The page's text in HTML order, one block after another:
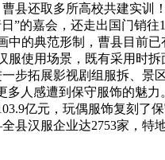
还取多所高校共建实训
的嘉会，还走出国门销
的典范形制，曹县目前
服使用场景，既有采用
步拓展影视剧组服拆、
人感遭到保守服饰的魅
亿元，玩偶服饰复刻了
汉服企业达2753家，特